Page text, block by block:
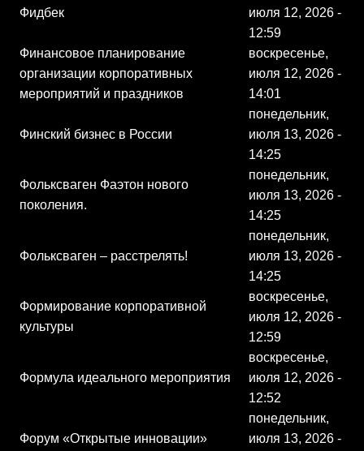
Фидбек
июля 12, 2026 -
12:59
Финансовое планирование
организации корпоративных
мероприятий и праздников
воскресенье,
июля 12, 2026 -
14:01
Финский бизнес в России
понедельник,
июля 13, 2026 -
14:25
Фольксваген Фаэтон нового
поколения.
понедельник,
июля 13, 2026 -
14:25
Фольксваген – расстрелять!
понедельник,
июля 13, 2026 -
14:25
Формирование корпоративной
культуры
воскресенье,
июля 12, 2026 -
12:59
Формула идеального мероприятия
воскресенье,
июля 12, 2026 -
12:52
Форум «Открытые инновации»
понедельник,
июля 13, 2026 -